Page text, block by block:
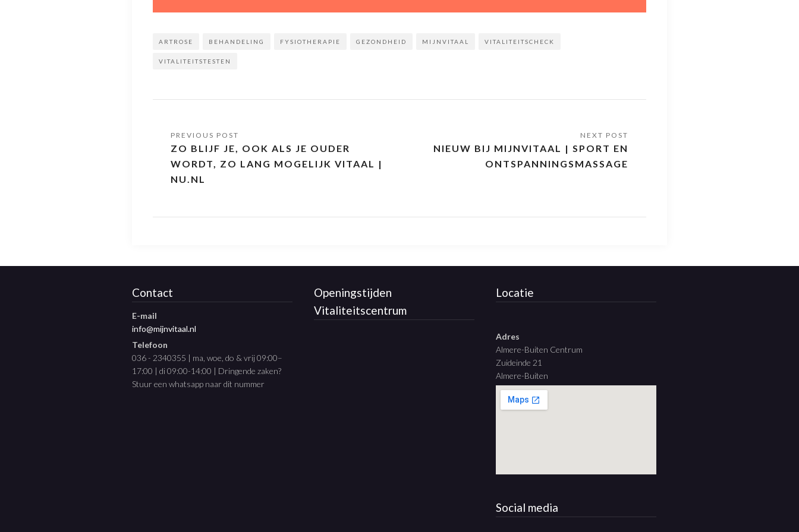
ARTROSE BEHANDELING FYSIOTHERAPIE GEZONDHEID MIJNVITAAL VITALITEITSCHECK
VITALITEITSTESTEN
ZO BLIJF JE, OOK ALS JE OUDER
WORDT, ZO LANG MOGELIJK VITAAL |
NU.NL
NIEUW BIJ MIJNVITAAL | SPORT EN
ONTSPANNINGSMASSAGE
Contact
E-mail
info@mijnvitaal.nl
Telefoon
036 - 2340355 | ma, woe, do & vrij 09:00–
17:00 | di 09:00-14:00 | Dringende zaken?
Stuur een whatsapp naar dit nummer
Openingstijden
Vitaliteitscentrum
Locatie
Adres
Almere-Buiten Centrum
Zuideinde 21
Almere-Buiten
Social media